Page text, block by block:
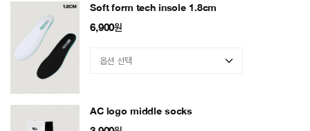
Soft form tech insole 1.8cm
6,900원
AC logo middle socks